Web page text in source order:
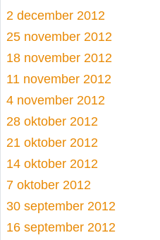
2 december 2012
25 november 2012
18 november 2012
11 november 2012
4 november 2012
28 oktober 2012
21 oktober 2012
14 oktober 2012
7 oktober 2012
30 september 2012
16 september 2012